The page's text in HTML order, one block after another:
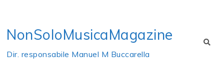
content
NonSoloMusicaMagazine
Dir. responsabile Manuel M Buccarella